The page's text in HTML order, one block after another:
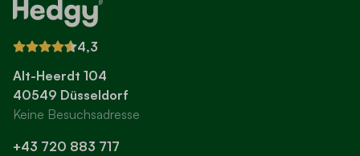
4,3
Alt-Heerdt 104
40549 Düsseldorf
Keine Besuchsadresse
+43 720 883 717